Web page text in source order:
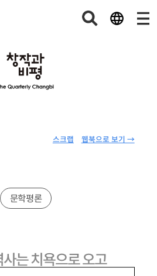
웹북으로 보기 →
스크랩
문학평론
는 치욕으로 오고